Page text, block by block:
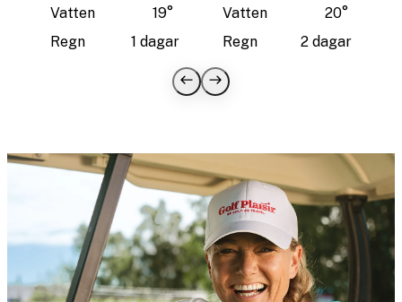
Vatten
19°
Regn
1 dagar
Vatten
20°
Regn
2 dagar